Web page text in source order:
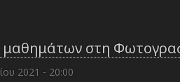
στη
2021 - 20:00